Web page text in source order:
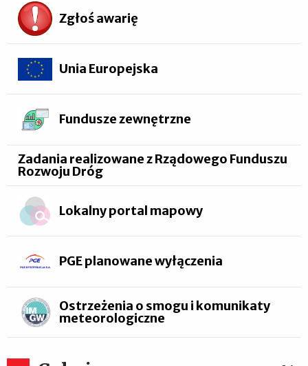
Zgłoś awarię
Unia Europejska
Fundusze zewnętrzne
Zadania realizowane z Rządowego Funduszu
Rozwoju Dróg
Lokalny portal mapowy
PGE planowane wyłączenia
Ostrzeżenia o smogu i komunikaty
meteorologiczne